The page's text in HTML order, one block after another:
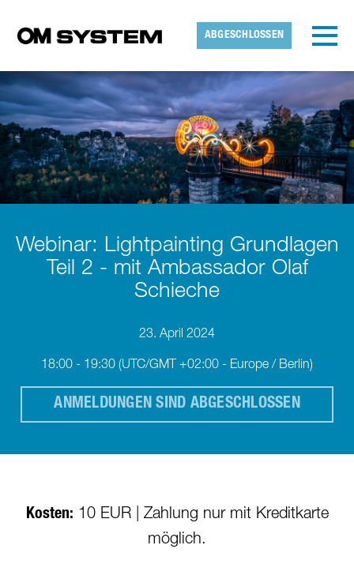
ABGESCHLOSSEN
OMDS
Webinar: Lightpainting Grundlagen
Teil 2 - mit Ambassador Olaf
Schieche
23. April 2024
18:00 - 19:30 (UTC/GMT +02:00 - Europe / Berlin)
ANMELDUNGEN SIND ABGESCHLOSSEN
Kosten: 10 EUR | Zahlung nur mit Kreditkarte
möglich.